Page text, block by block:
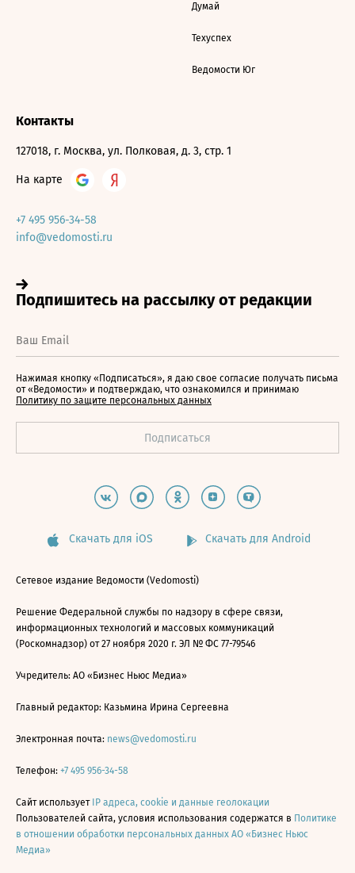
Думай
Техуспех
Ведомости Юг
Контакты
127018, г. Москва, ул. Полковая, д. 3, стр. 1
На карте
+7 495 956-34-58
info@vedomosti.ru
Нажимая кнопку «Подписаться», я даю свое согласие получать письма
от «Ведомости» и подтверждаю, что ознакомился и принимаю
Политику по защите персональных данных
Скачать для iOS Скачать для Android
Сетевое издание Ведомости (Vedomosti)
Решение Федеральной службы по надзору в сфере связи,
информационных технологий и массовых коммуникаций
(Роскомнадзор) от 27 ноября 2020 г. ЭЛ № ФС 77-79546
Учредитель: АО «Бизнес Ньюс Медиа»
Главный редактор: Казьмина Ирина Сергеевна
Электронная почта: news@vedomosti.ru
Телефон: +7 495 956-34-58
Сайт использует IP адреса, cookie и данные геолокации
Пользователей сайта, условия использования содержатся в Политике
в отношении обработки персональных данных АО «Бизнес Ньюс
Медиа»